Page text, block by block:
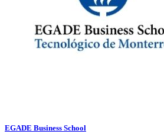
EGADE Business School